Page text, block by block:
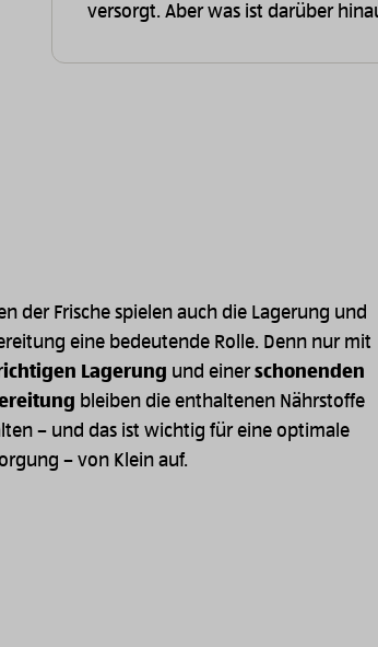
versorgt. Aber was ist darüber
der Frische spielen auch die Lagerung und
eine bedeutende Rolle. Denn nur mit
Lagerung und einerschonenden
bleiben die enthaltenen Nährstoffe
– und das ist wichtig für eine optimale
– von Klein auf.